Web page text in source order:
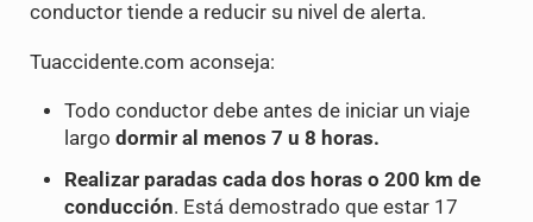
conductor tiende a reducir su nivel de alerta.
Tuaccidente.com aconseja:
Todo conductor debe antes de iniciar un viaje
largodormir al menos 7 u 8 horas.
Realizar paradas cada dos horas o 200 km de
conducción. Está demostrado que estar 17